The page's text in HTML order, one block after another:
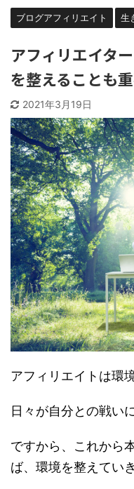
ブログアフィリエイト 生
アフィリエイタ
を整えることも重
2021年3月19日
アフィリエイトは環
日々が自分との戦い
ですから、これから
ば、環境を整えてい